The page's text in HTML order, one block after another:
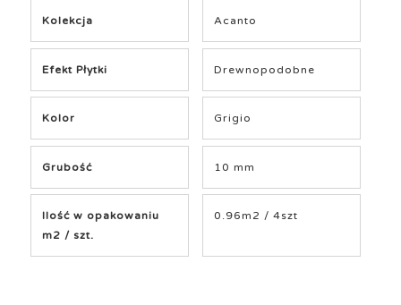
Kolekcja Acanto
Efekt Płytki Drewnopodobne
Kolor Grigio
Grubość 10 mm
Ilość w opakowaniu
m2 / szt.
0.96m2 / 4szt